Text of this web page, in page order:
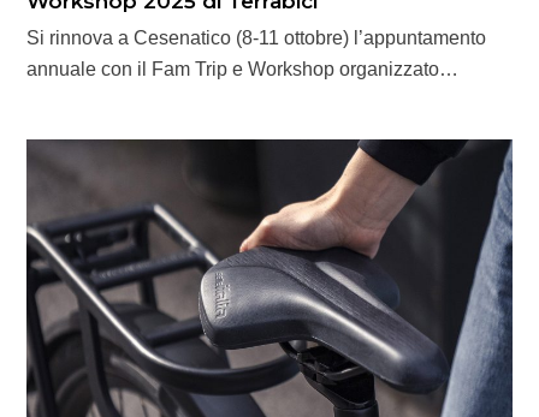
Si rinnova a Cesenatico (8-11 ottobre) l’appuntamento
annuale con il Fam Trip e Workshop organizzato…